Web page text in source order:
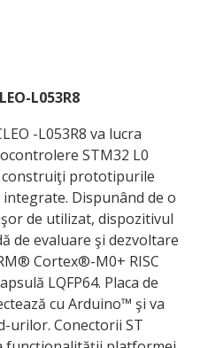
L053R8
-L053R8 va lucra
STM32 L0
construiţi prototipurile
Dispunând de o
de utilizat, dispozitivul
de evaluare şi dezvoltare
Cortex®-M0+ RISC
LQFP64. Placa de
cu Arduino™ şi va
urilor. Conectorii ST